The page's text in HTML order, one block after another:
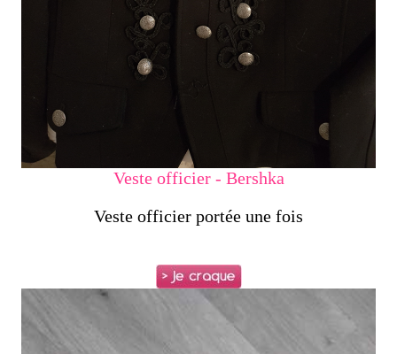
Veste officier - Bershka
Veste officier portée une fois